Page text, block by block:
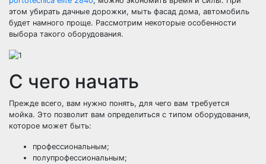
этом убирать дачные дорожки, мыть фасад дома, автомобиль
будет намного проще. Рассмотрим некоторые особенности
выбора такого оборудования.
С чего начать
Прежде всего, вам нужно понять, для чего вам требуется
мойка. Это позволит вам определиться с типом оборудования,
которое может быть:
профессиональным;
полупрофессиональным;